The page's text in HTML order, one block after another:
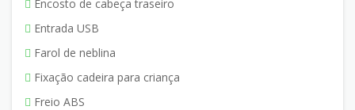
Encosto de cabeça traseiro
Entrada USB
Farol de neblina
Fixação cadeira para criança
Freio ABS